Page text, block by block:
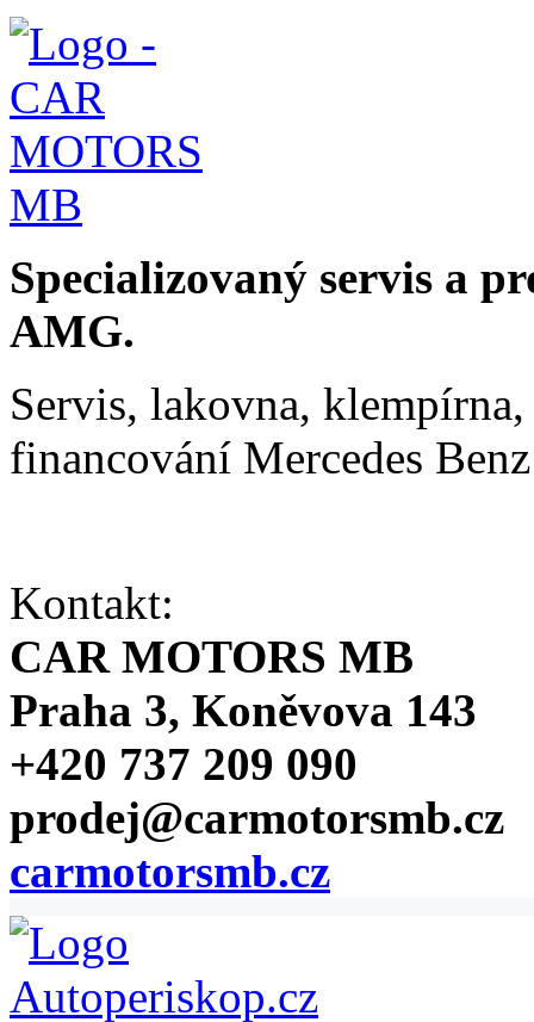
Specializovaný servis a
AMG.
Servis, lakovna,
financování Mercedes
Kontakt:
CAR MOTORS MB
Praha 3, Koněvova 143
+420 737 209 090
prodej@carmotorsmb.cz
carmotorsmb.cz